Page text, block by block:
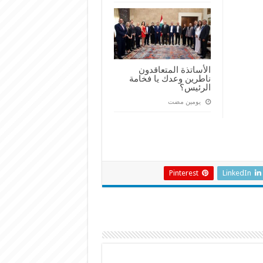
الأساتذة المتعاقدون
ناطرين وعدك يا فخامة
الرئيس؟
‏يومين مضت
LinkedIn
Pinterest